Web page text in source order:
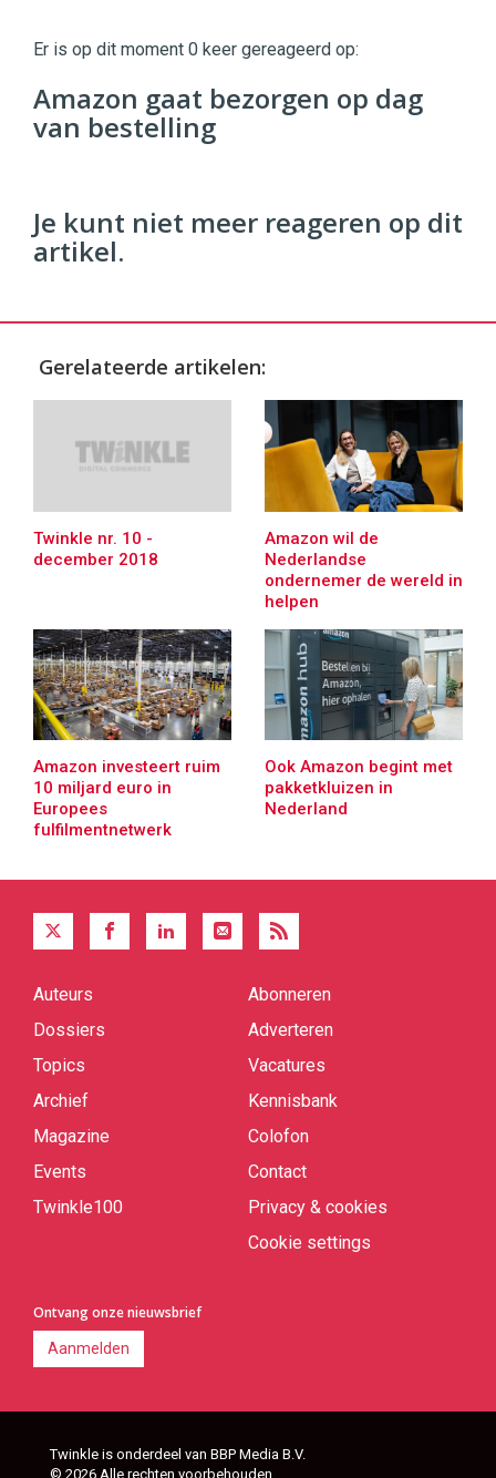
|
Digital
Commerce https://twinklemagazine.nl
9654
Er is op dit moment 0 keer gereageerd op:
Amazon gaat bezorgen op dag
van bestelling
Je kunt niet meer reageren op dit
artikel.
Gerelateerde artikelen:
Twinkle nr. 10 -
december 2018
Amazon wil de
Nederlandse
ondernemer de wereld in
helpen
Amazon investeert ruim
10 miljard euro in
Europees
fulfilmentnetwerk
Ook Amazon begint met
pakketkluizen in
Nederland
Quick
Auteurs
Dossiers
Topics
Archief
Magazine
Events
Twinkle100
Abonneren
Adverteren
Vacatures
Kennisbank
Colofon
Contact
Privacy & cookies
Cookie settings
Ontvang onze nieuwsbrief
Aanmelden
Twinkle is onderdeel van BBP Media B.V.
© 2026 Alle rechten voorbehouden